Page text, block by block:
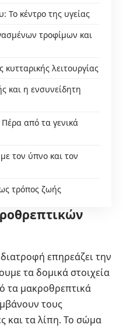
Το κέντρο της υγείας
τροφίμων και
λειτουργίας
και η ενσυνείδητη
από τα γενικά
τον ύπνο και τον
τρόπος ζωής
επηρεάζει την
τα δομικά στοιχεία
τα μακροθρεπτικά
τους
και τα λίπη. Το σώμα